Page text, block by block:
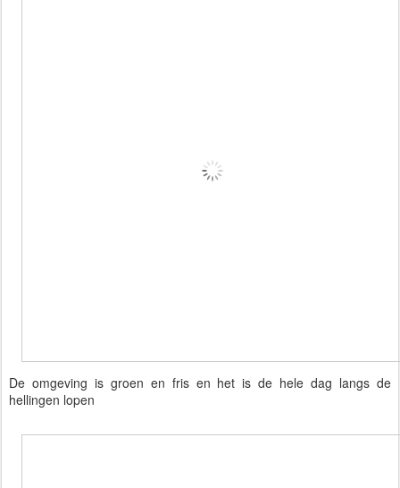
De omgeving is groen en fris en het is de hele dag langs de
hellingen lopen